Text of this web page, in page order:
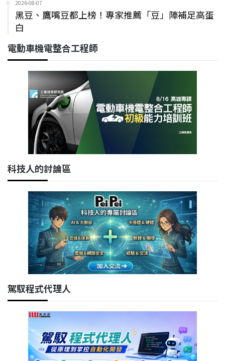
2026-08-07
黑豆、鷹嘴豆都上榜！專家推薦「豆」陣補足高蛋
白
電動車機電整合工程師
科技人的討論區
駕馭程式代理人